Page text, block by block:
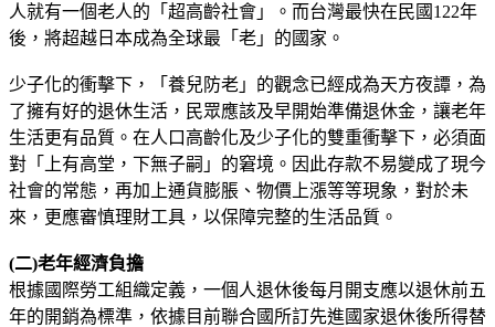
人就有一個老人的「超高齡社會」。而台灣最快在民國122年
後，將超越日本成為全球最「老」的國家。
少子化的衝擊下，「養兒防老」的觀念已經成為天方夜譚，為
了擁有好的退休生活，民眾應該及早開始準備退休金，讓老年
生活更有品質。在人口高齡化及少子化的雙重衝擊下，必須面
對「上有高堂，下無子嗣」的窘境。因此存款不易變成了現今
社會的常態，再加上通貨膨脹、物價上漲等等現象，對於未
來，更應審慎理財工具，以保障完整的生活品質。
(二)老年經濟負擔
根據國際勞工組織定義，一個人退休後每月開支應以退休前五
年的開銷為標準，依據目前聯合國所訂先進國家退休後所得替